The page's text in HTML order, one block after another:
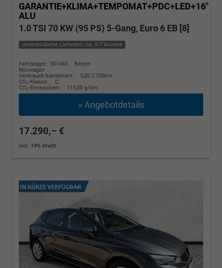
GARANTIE+KLIMA+TEMPOMAT+PDC+LED+16"
ALU
1.0 TSI 70 KW (95 PS) 5-Gang, Euro 6 EB [8]
unverbindliche Lieferzeit: ca. 5-7 Monate
Fahrzeugnr.: 501465
Benzin
Neuwagen
Verbrauch kombiniert:
5,00 l/100km
CO2-Klasse:
C
CO2-Emissionen: 115,00 g/km
» Angebotdetails
17.290,– €
incl. 19% MwSt.